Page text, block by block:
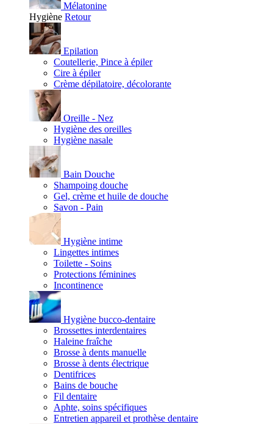
Mélatonine
Hygiène Retour
Epilation
Coutellerie, Pince à épiler
Cire à épiler
Crème dépilatoire, décolorante
Oreille - Nez
Hygiène des oreilles
Hygiène nasale
Bain Douche
Shampoing douche
Gel, crème et huile de douche
Savon - Pain
Hygiène intime
Lingettes intimes
Toilette - Soins
Protections féminines
Incontinence
Hygiène bucco-dentaire
Brossettes interdentaires
Haleine fraîche
Brosse à dents manuelle
Brosse à dents électrique
Dentifrices
Bains de bouche
Fil dentaire
Aphte, soins spécifiques
Entretien appareil et prothèse dentaire